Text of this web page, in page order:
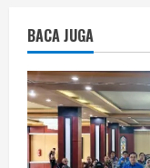
BACA JUGA